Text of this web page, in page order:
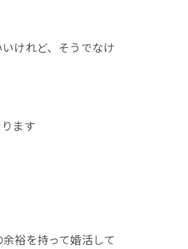
けれど、そうでなけ
ます
裕を持って婚活して